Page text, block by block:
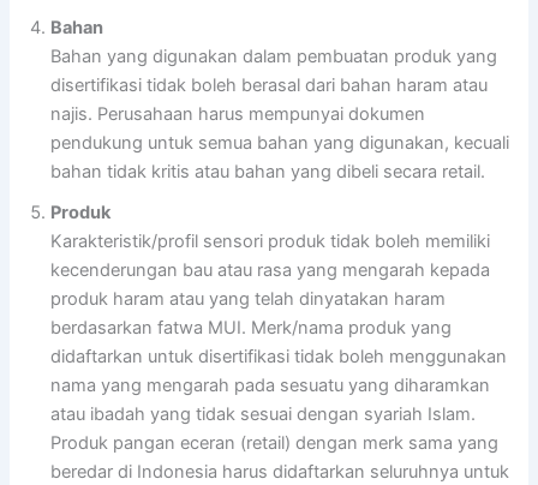
Bahan
Bahan yang digunakan dalam pembuatan produk yang
disertifikasi tidak boleh berasal dari bahan haram atau
najis. Perusahaan harus mempunyai dokumen
pendukung untuk semua bahan yang digunakan, kecuali
bahan tidak kritis atau bahan yang dibeli secara retail.
Produk
Karakteristik/profil sensori produk tidak boleh memiliki
kecenderungan bau atau rasa yang mengarah kepada
produk haram atau yang telah dinyatakan haram
berdasarkan fatwa MUI. Merk/nama produk yang
didaftarkan untuk disertifikasi tidak boleh menggunakan
nama yang mengarah pada sesuatu yang diharamkan
atau ibadah yang tidak sesuai dengan syariah Islam.
Produk pangan eceran (retail) dengan merk sama yang
beredar di Indonesia harus didaftarkan seluruhnya untuk